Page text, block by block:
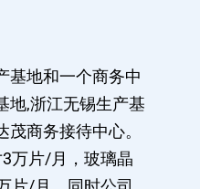
基地和一个商务中
地,浙江无锡生产基
商务接待中心。
万片/月，玻璃晶